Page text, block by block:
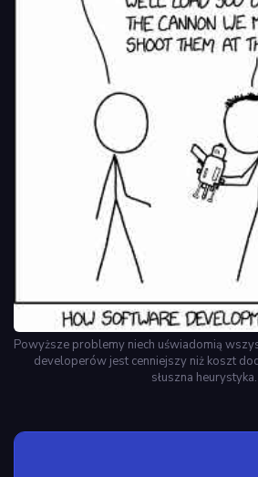
Powyższe problemy niech uświadomią
developerów jest cenniejszy niż koszt
słuszna heurystyka.